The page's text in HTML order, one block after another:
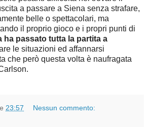
a passare a Siena senza strafare,
belle o spettacolari, ma
il proprio gioco e i propri punti di
ha passato tutta la partita a
le situazioni ed affannarsi
che però questa volta è naufragata
23:57 Nessun commento: